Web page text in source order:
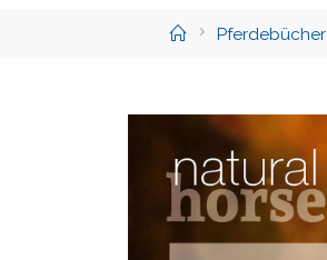
Home
Pferdebücher